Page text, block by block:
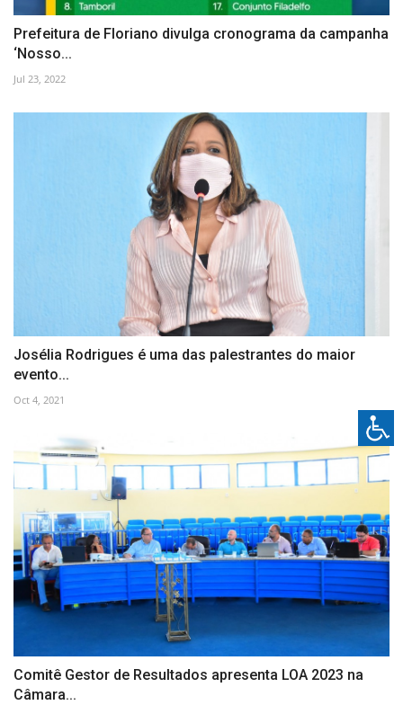
Prefeitura de Floriano divulga cronograma da campanha
‘Nosso...
Jul 23, 2022
Josélia Rodrigues é uma das palestrantes do maior
evento...
Oct 4, 2021
Comitê Gestor de Resultados apresenta LOA 2023 na
Câmara...